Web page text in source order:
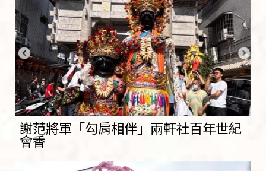
謝范將軍「勾肩相伴」兩軒社百年世紀
會香